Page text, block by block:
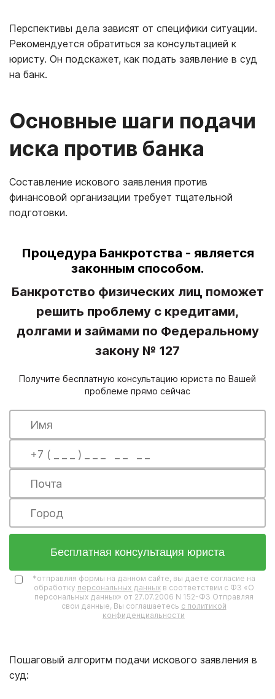
Перспективы дела зависят от специфики ситуации.
Рекомендуется обратиться за консультацией к
юристу. Он подскажет, как подать заявление в суд
на банк.
Основные шаги подачи
иска против банка
Составление искового заявления против
финансовой организации требует тщательной
подготовки.
Процедура Банкротства - является
законным способом.
Банкротство физических лиц поможет
решить проблему с кредитами,
долгами и займами по Федеральному
закону № 127
Получите бесплатную консультацию юриста по Вашей
проблеме прямо сейчас
Бесплатная консультация юриста
*отправляя формы на данном сайте, вы даете согласие на
обработку персональных данныхв соответствии с ФЗ «О
персональных данных» от 27.07.2006 N 152-ФЗ Отправляя
свои данные, Вы соглашаетесь с политикой
конфиденциальности
Пошаговый алгоритм подачи искового заявления в
суд: